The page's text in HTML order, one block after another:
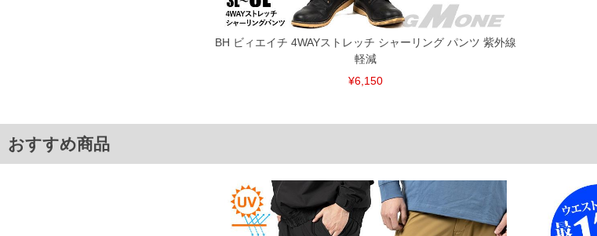
BH ビィエイチ 4WAYストレッチ シャーリング パンツ 紫外線
軽減
¥6,150
おすすめ商品